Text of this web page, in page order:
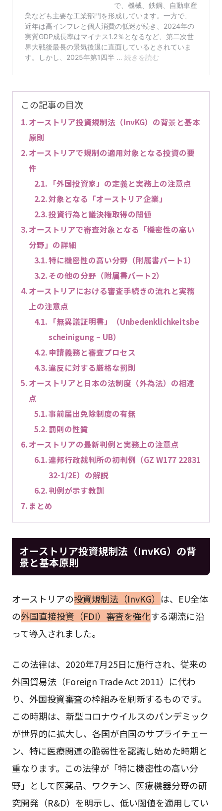
この記事の目次
オーストリア投資規制法（InvKG）の背景と基本
原則
オーストリアで規制の適用対象となる投資の要
件
「外国投資家」の定義と実務上の注意点
対象となる「オーストリア企業」
投資行為と議決権取得の閾値
オーストリアで審査対象となる「機密性の高い
分野」の詳細
特に機密性の高い分野（附属書パート1）
その他の分野（附属書パート2）
オーストリアにおける審査手続きの流れと実務
上の注意点
「無異議証明書」（Unbedenklichkeitsbe
scheinigung – UB）
申請義務と審査プロセス
違反に対する厳格な罰則
オーストリアと日本の法制度（外為法）の相違
点
事前届出免除制度の有無
罰則の性質
オーストリアの最新判例と実務上の注意点
連邦行政裁判所の初判例（GZ W177 22831
32-1/2E）の解説
判例が示す教訓
まとめ
オーストリア投資規制法（InvKG）の背
景と基本原則
オーストリアの投資規制法（InvKG） は、EU全体
の外国直接投資（FDI）審査を強化する潮流に沿
って導入されました。
この法律は、2020年7月25日に施行され、従来の
外国貿易法（Foreign Trade Act 2011）に代わ
り、外国投資審査の枠組みを刷新するものです。
この時期は、新型コロナウイルスのパンデミック
が世界的に拡大し、各国が自国のサプライチェー
ン、特に医療関連の脆弱性を認識し始めた時期と
重なります。この法律が「特に機密性の高い分
野」として医薬品、ワクチン、医療機器分野の研
究開発（R&D）を明示し、低い閾値を適用してい